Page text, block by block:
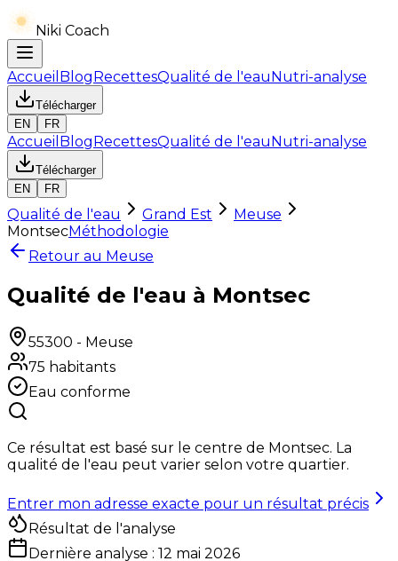
Niki Coach
Accueil BlogRecettesQualité de l'eauNutri-analyse
Télécharger
EN
FR
Accueil BlogRecettesQualité de l'eauNutri-analyse
Télécharger
EN
FR
Qualité de l'eau Grand Est
Meuse
MontsecMéthodologie
Retour au Meuse
Qualité de l'eau à Montsec
55300 - Meuse
75 habitants
Eau conforme
Ce résultat est basé sur le centre de Montsec. La
qualité de l'eau peut varier selon votre quartier.
Entrer mon adresse exacte pour un résultat précis
Résultat de l'analyse
Dernière analyse : 12 mai 2026